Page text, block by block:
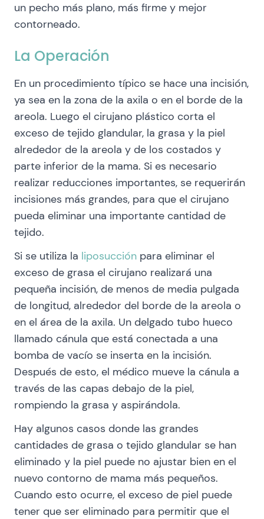
un pecho más plano, más firme y mejor
contorneado.
La Operación
En un procedimiento típico se hace una incisión,
ya sea en la zona de la axila o en el borde de la
areola. Luego el cirujano plástico corta el
exceso de tejido glandular, la grasa y la piel
alrededor de la areola y de los costados y
parte inferior de la mama. Si es necesario
realizar reducciones importantes, se requerirán
incisiones más grandes, para que el cirujano
pueda eliminar una importante cantidad de
tejido.
Si se utiliza la liposucción para eliminar el
exceso de grasa el cirujano realizará una
pequeña incisión, de menos de media pulgada
de longitud, alrededor del borde de la areola o
en el área de la axila. Un delgado tubo hueco
llamado cánula que está conectada a una
bomba de vacío se inserta en la incisión.
Después de esto, el médico mueve la cánula a
través de las capas debajo de la piel,
rompiendo la grasa y aspirándola.
Hay algunos casos donde las grandes
cantidades de grasa o tejido glandular se han
eliminado y la piel puede no ajustar bien en el
nuevo contorno de mama más pequeños.
Cuando esto ocurre, el exceso de piel puede
tener que ser eliminado para permitir que el